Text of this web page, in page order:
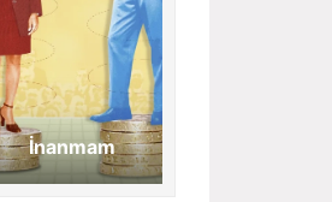
İnanmam